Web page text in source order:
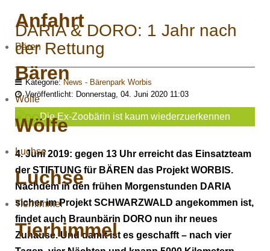
Anfahrt
Bären
Bären
Wölfe
Wölfe
Luchse
Luchse
Tierhimmel
Tierhimmel
DARIA & DORO: 1 Jahr nach
der Rettung
Kategorie: News - Bärenpark Worbis
Veröffentlicht: Donnerstag, 04. Juni 2020 11:03
Die Ex-Zoobärin ist kaum wiederzuerkennen
4. Juni 2019: gegen 13 Uhr erreicht das Einsatzteam
der STIFTUNG für BÄREN das Projekt WORBIS.
Nachdem in den frühen Morgenstunden DARIA
sicher im Projekt SCHWARZWALD angekommen ist,
findet auch Braunbärin DORO nun ihr neues
Zuhause. Und damit ist es geschafft – nach vier